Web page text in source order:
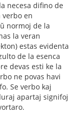
necesa difino de
en
normoj de la
la veran
estas evidenta
de la esenca
devas esti ke la
ne povas havi
Se verbo kaj
apartaj signifoj